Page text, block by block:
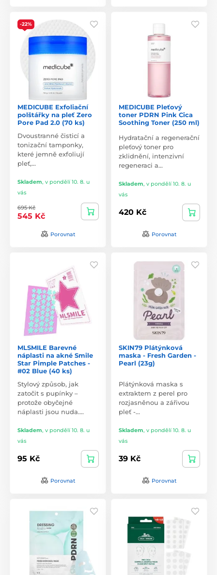
-22%
MEDICUBE Exfoliační
polštářky na pleť Zero
Pore Pad 2.0 (70 ks)
Dvoustranné čisticí a
tonizační tamponky,
které jemně exfoliují
pleť,…
Skladem, v pondělí 10. 8. u
vás
695 Kč
545 Kč
Porovnat
MEDICUBE Pleťový
toner PDRN Pink Cica
Soothing Toner (250 ml)
Hydratační a regenerační
pleťový toner pro
zklidnění, intenzivní
regeneraci a…
Skladem, v pondělí 10. 8. u
vás
420 Kč
Porovnat
MLSMILE Barevné
náplasti na akné Smile
Star Pimple Patches -
#02 Blue (40 ks)
Stylový způsob, jak
zatočit s pupínky –
protože obyčejné
náplasti jsou nuda.…
Skladem, v pondělí 10. 8. u
vás
95 Kč
Porovnat
SKIN79 Plátýnková
maska - Fresh Garden -
Pearl (23g)
Plátýnková maska s
extraktem z perel pro
rozjasněnou a zářivou
pleť -…
Skladem, v pondělí 10. 8. u
vás
39 Kč
Porovnat